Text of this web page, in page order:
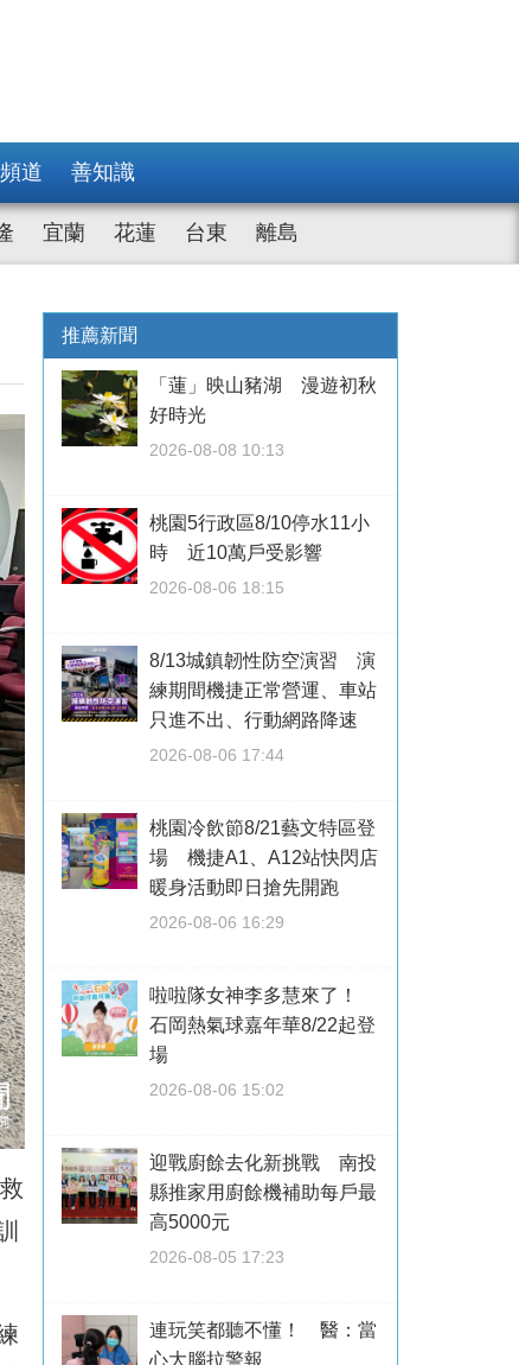
道 善知識
宜蘭 花蓮 台東 離島
推薦新聞
「蓮」映山豬湖 漫遊初秋
好時光
2026-08-08 10:13
桃園5行政區8/10停水11小
時 近10萬戶受影響
2026-08-06 18:15
8/13城鎮韌性防空演習 演
練期間機捷正常營運、車站
只進不出、行動網路降速
2026-08-06 17:44
桃園冷飲節8/21藝文特區登
場 機捷A1、A12站快閃店
暖身活動即日搶先開跑
2026-08-06 16:29
啦啦隊女神李多慧來了！
石岡熱氣球嘉年華8/22起登
場
2026-08-06 15:02
迎戰廚餘去化新挑戰 南投
縣推家用廚餘機補助每戶最
高5000元
2026-08-05 17:23
連玩笑都聽不懂！ 醫：當
心大腦拉警報